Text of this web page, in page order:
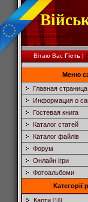
Вітаю Вас Гість|
Меню
Главная страница
Информация о
Гостевая книга
Каталог статей
Каталог файлів
Форум
Онлайн ігри
Фотоальбоми
Категорії
Карти [16]